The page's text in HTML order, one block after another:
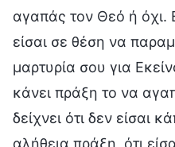
αγαπάς τον Θεό ή
είσαι σε θέση να
μαρτυρία σου για
κάνει πράξη το να
δείχνει ότι δεν είσαι
αλήθεια πράξη, ότι